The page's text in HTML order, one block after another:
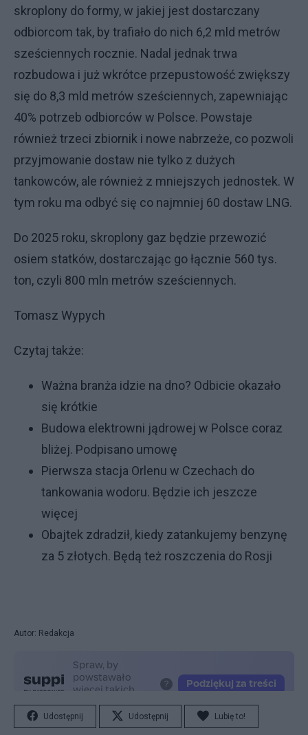
skroplony do formy, w jakiej jest dostarczany
odbiorcom tak, by trafiało do nich 6,2 mld metrów
sześciennych rocznie. Nadal jednak trwa
rozbudowa i już wkrótce przepustowość zwiększy
się do 8,3 mld metrów sześciennych, zapewniając
40% potrzeb odbiorców w Polsce. Powstaje
również trzeci zbiornik i nowe nabrzeże, co pozwoli
przyjmowanie dostaw nie tylko z dużych
tankowców, ale również z mniejszych jednostek. W
tym roku ma odbyć się co najmniej 60 dostaw LNG.
Do 2025 roku, skroplony gaz będzie przewozić
osiem statków, dostarczając go łącznie 560 tys.
ton, czyli 800 mln metrów sześciennych.
Tomasz Wypych
Czytaj także:
Ważna branża idzie na dno? Odbicie okazało
się krótkie
Budowa elektrowni jądrowej w Polsce coraz
bliżej. Podpisano umowę
Pierwsza stacja Orlenu w Czechach do
tankowania wodoru. Będzie ich jeszcze
więcej
Obajtek zdradził, kiedy zatankujemy benzynę
za 5 złotych. Będą też roszczenia do Rosji
Autor: Redakcja
Udostępnij Udostępnij Lubię to!